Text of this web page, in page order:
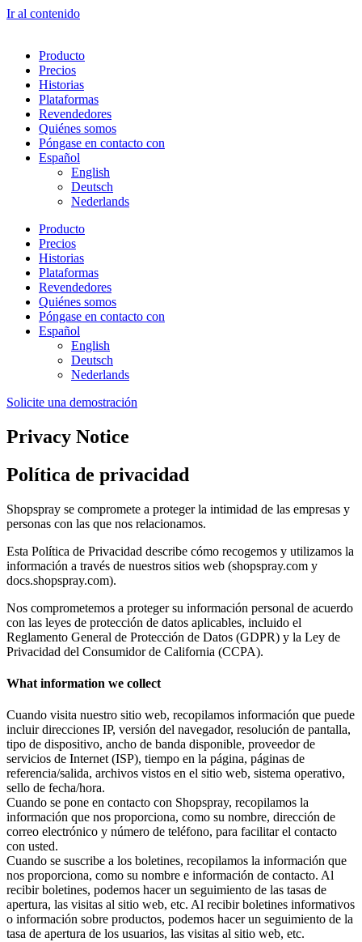
Ir al contenido
Producto
Precios
Historias
Plataformas
Revendedores
Quiénes somos
Póngase en contacto con
Español
English
Deutsch
Nederlands
Producto
Precios
Historias
Plataformas
Revendedores
Quiénes somos
Póngase en contacto con
Español
English
Deutsch
Nederlands
Solicite una demostración
Privacy Notice
Política de privacidad
Shopspray se compromete a proteger la intimidad de las empresas y
personas con las que nos relacionamos.
Esta Política de Privacidad describe cómo recogemos y utilizamos la
información a través de nuestros sitios web (shopspray.com y
docs.shopspray.com).
Nos comprometemos a proteger su información personal de acuerdo
con las leyes de protección de datos aplicables, incluido el
Reglamento General de Protección de Datos (GDPR) y la Ley de
Privacidad del Consumidor de California (CCPA).
What information we collect
Cuando visita nuestro sitio web, recopilamos información que puede
incluir direcciones IP, versión del navegador, resolución de pantalla,
tipo de dispositivo, ancho de banda disponible, proveedor de
servicios de Internet (ISP), tiempo en la página, páginas de
referencia/salida, archivos vistos en el sitio web, sistema operativo,
sello de fecha/hora.
Cuando se pone en contacto con Shopspray, recopilamos la
información que nos proporciona, como su nombre, dirección de
correo electrónico y número de teléfono, para facilitar el contacto
con usted.
Cuando se suscribe a los boletines, recopilamos la información que
nos proporciona, como su nombre e información de contacto. Al
recibir boletines, podemos hacer un seguimiento de las tasas de
apertura, las visitas al sitio web, etc. Al recibir boletines informativos
o información sobre productos, podemos hacer un seguimiento de la
tasa de apertura de los usuarios, las visitas al sitio web, etc.